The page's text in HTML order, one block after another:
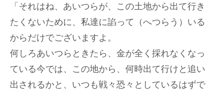
「それはね、あいつらが、この土地から出て行き
たくないために、私達に諂って（へつらう）いる
からだけでございますよ。
何しろあいつらときたら、金が全く採れなくなっ
ている今では、この地から、何時出て行けと追い
出されるかと、いつも戦々恐々としているはずで